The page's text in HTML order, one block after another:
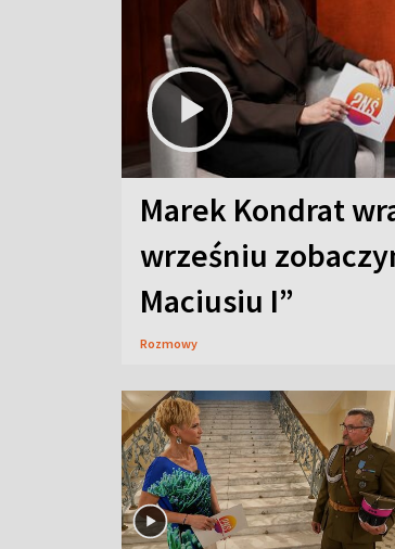
Marek Kondrat
wrześniu
Maciusiu I”
Rozmowy